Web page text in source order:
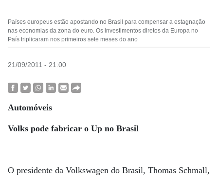
Países europeus estão apostando no Brasil para compensar a estagnação
nas economias da zona do euro. Os investimentos diretos da Europa no
País triplicaram nos primeiros sete meses do ano
21/09/2011 - 21:00
Automóveis
Volks pode fabricar o Up no Brasil
O presidente da Volkswagen do Brasil, Thomas Schmall,